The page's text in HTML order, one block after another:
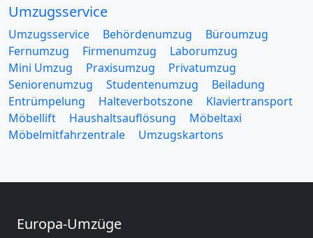
Umzugsservice
Umzugsservice Behördenumzug
Büroumzug
Fernumzug
Firmenumzug
Laborumzug
Mini Umzug
Praxisumzug
Privatumzug
Seniorenumzug
Studentenumzug
Beiladung
Entrümpelung
Halteverbotszone
Klaviertransport
Möbellift
Haushaltsauflösung
Möbeltaxi
Möbelmitfahrzentrale
Umzugskartons
Europa-Umzüge